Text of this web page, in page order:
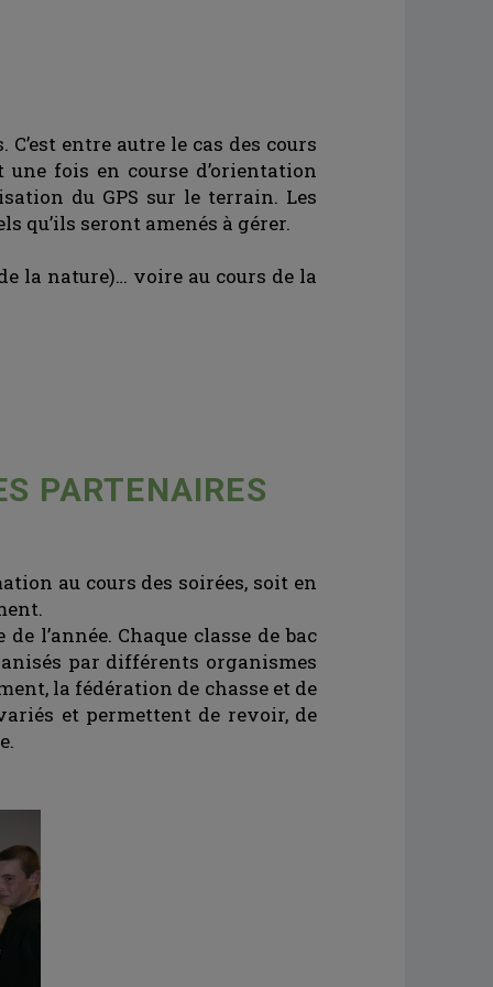
entre autre le cas des cours
une fois en course d’orientation
du GPS sur le terrain. Les
qu’ils seront amenés à gérer.
la nature)… voire au cours de la
PARTENAIRES
au cours des soirées, soit en
l’année. Chaque classe de bac
par différents organismes
la fédération de chasse et de
et permettent de revoir, de